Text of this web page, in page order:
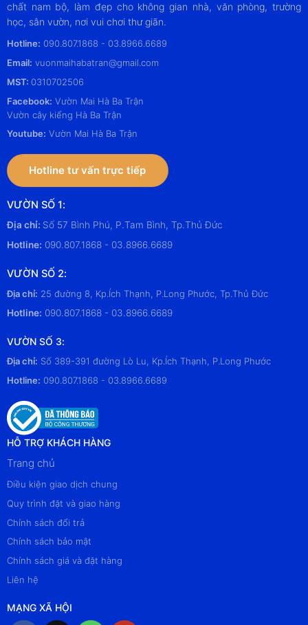
chất nam bộ, làm đẹp cho không gian nhà, văn phòng, trường
học, sân vườn, nơi vui chơi thư giãn.
Hotline: 090.807.1868 - 03.8966.6689
Email: vuonmaihabatran@gmail.com
MST: 0310702506
Facebook: Vườn Mai Hà Ba Trận
Vườn cây kiểng Hà Ba Trận
Youtube: Vườn Mai Hà Ba Trận
Hotline tư vấn trực tiếp
VƯỜN SỐ 1:
Địa chỉ: Số 57 Bình Phú, P.Tam Bình, Tp.Thủ Đức
Hotline: 090.807.1868 - 03.8966.6689
VƯỜN SỐ 2:
Địa chỉ: 25 đường 8, Kp.Ích Thạnh, P.Long Phước, Tp.Thủ Đức
Hotline: 090.807.1868 - 03.8966.6689
VƯỜN SỐ 3:
Địa chỉ: Số 389-391 đường Lò Lu, Kp.Ích Thạnh, P.Long Phước
Hotline: 090.807.1868 - 03.8966.6689
HỖ TRỢ KHÁCH HÀNG
Trang chủ
Điều kiện giao dịch chung
Quy trình đặt và giao hàng
Chính sách đổi trả
Chính sách bảo mật
Chính sách giá và đặt hàng
Liên hệ
MẠNG XÃ HỘI